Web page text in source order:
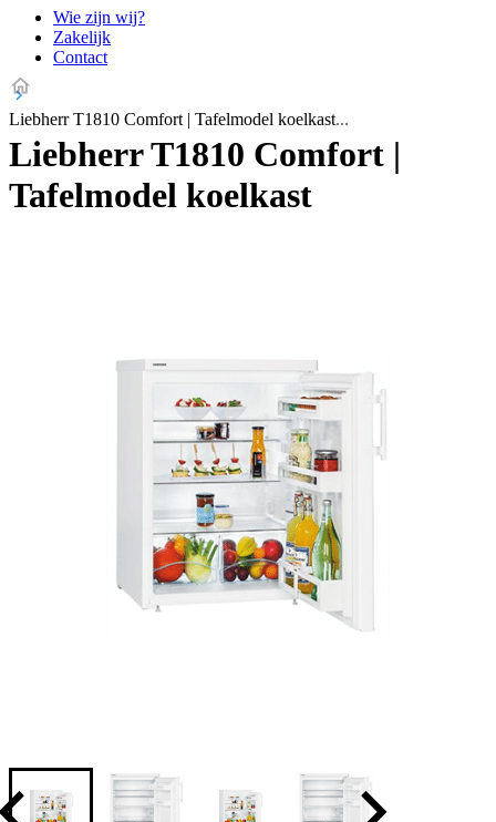
Wie zijn wij?
Zakelijk
Contact
Liebherr T1810 Comfort | Tafelmodel koelkast
Liebherr T1810 Comfort |
Tafelmodel koelkast